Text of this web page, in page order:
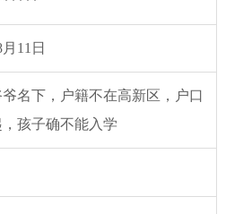
11日
爷名下，户籍不在高新区，户口
孩子确不能入学